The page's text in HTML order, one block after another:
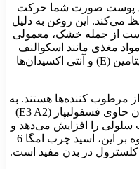
پوست صورت شما حرکت
این روغن به دلیل
از جمله خشک، معمولی
مغذی مانند اسکوالنف
اسیدهای لینولئیکف اسیدهای چرب، ویتامین (E) و آنتی اکسیدان‌ها
مرطوب کننده‌ها هستند. به
عنوان مثال، اولئین‌های تک غیراشباع آن حاوی فسفولیپاز (E3 A2)
سلولی را افزایش می‌دهد و
بافت آسیب دیده را ترمیم می‌کند. علاوه بر این، اسید چرب امگا 6
کلسترول در بدن مفید است.